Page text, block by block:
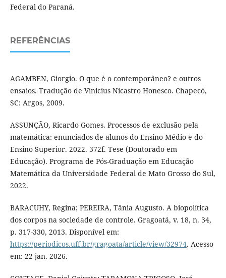
Federal do Paraná.
REFERÊNCIAS
AGAMBEN, Giorgio. O que é o contemporâneo? e outros
ensaios. Tradução de Vinicius Nicastro Honesco. Chapecó,
SC: Argos, 2009.
ASSUNÇÃO, Ricardo Gomes. Processos de exclusão pela
matemática: enunciados de alunos do Ensino Médio e do
Ensino Superior. 2022. 372f. Tese (Doutorado em
Educação). Programa de Pós-Graduação em Educação
Matemática da Universidade Federal de Mato Grosso do Sul,
2022.
BARACUHY, Regina; PEREIRA, Tânia Augusto. A biopolítica
dos corpos na sociedade de controle. Gragoatá, v. 18, n. 34,
p. 317-330, 2013. Disponível em:
https://periodicos.uff.br/gragoata/article/view/32974. Acesso
em: 22 jan. 2026.